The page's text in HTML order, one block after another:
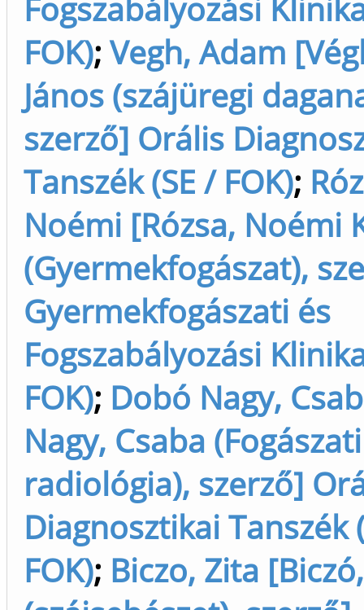
FOK);Vegh, Adam
János (szájüregi
szerző] Orális
Tanszék (SE / FOK);
Noémi [Rózsa, Noémi
(Gyermekfogászat),
Gyermekfogászati és
Fogszabályozási
FOK); Dobó Nagy,
Nagy, Csaba (Fogászati
radiológia), szerző]
Diagnosztikai Tanszék
FOK); Biczo, Zita